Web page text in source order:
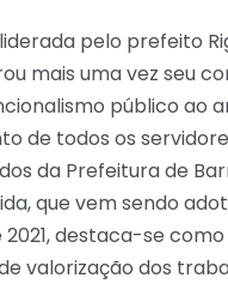
pelo prefeito
mais uma vez seu
público ao
de todos os
da Prefeitura de
que vem sendo
2021, destaca-se
valorização dos